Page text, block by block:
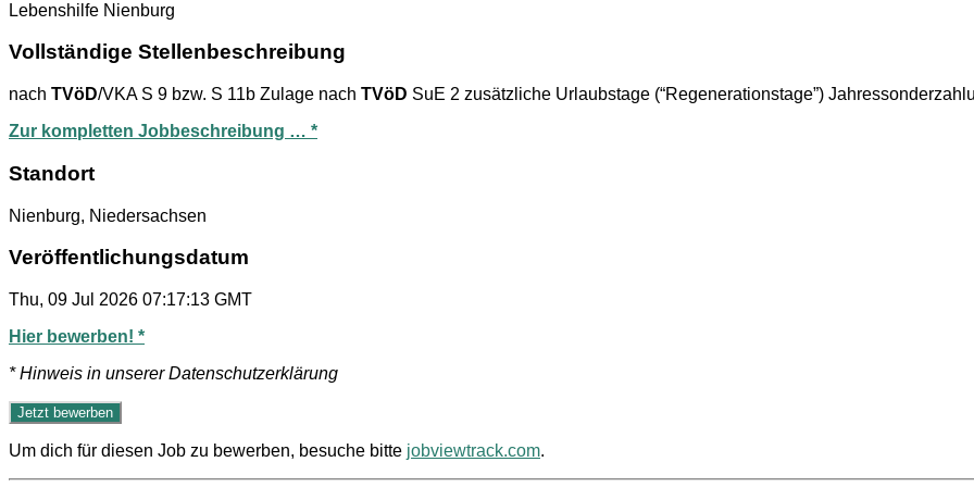
Lebenshilfe Nienburg
Vollständige Stellenbeschreibung
nach TVöD/VKA S 9 bzw. S 11b Zulage nach TVöD SuE 2 zusätzliche Urlaubstage (“Regenerationstage”)
Zur kompletten Jobbeschreibung … *
Standort
Nienburg, Niedersachsen
Veröffentlichungsdatum
Thu, 09 Jul 2026 07:17:13 GMT
Hier bewerben! *
* Hinweis in unserer Datenschutzerklärung
Um dich für diesen Job zu bewerben, besuche bitte jobviewtrack.com.